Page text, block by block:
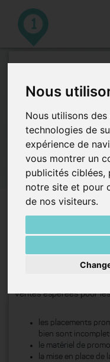
Nous
Nous utilisons
technologies de
expérience de
vous montrer un
publicités ciblées,
notre site et pour
de nos visiteurs.
promotions
Les mises en
avant et les
promotions sont
incontestablemen
t des outils
commerciaux qui
permettent
d’encourager des
supplémentaires et
pour vos produits.
ventes espérées pour
les placements
bien sont
le matériel de
la mise en place de